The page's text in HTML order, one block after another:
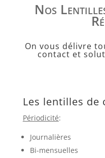
Nos
On vous délivre
contact et
Les lentilles de
Périodicité:
Journalières
Bi-mensuelles